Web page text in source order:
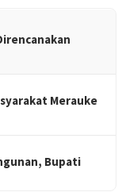
Merauke
Bupati